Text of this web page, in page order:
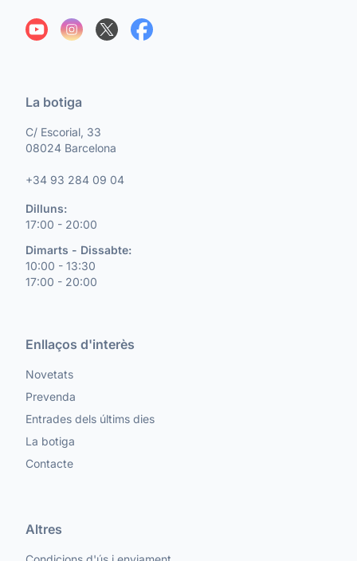
La botiga
C/ Escorial, 33
08024 Barcelona
+34 93 284 09 04
Dilluns:
17:00 - 20:00
Dimarts - Dissabte:
10:00 - 13:30
17:00 - 20:00
Enllaços d'interès
Novetats
Prevenda
Entrades dels últims dies
La botiga
Contacte
Altres